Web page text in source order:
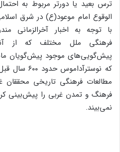
ترس بعید یا دورتر مربوط به
الوقوع امام موعود(ع) در شرق
با توجه به اخبار آخرالزمانی
فرهنگی ملل مختلف که از
پیش‌گویی‌های موجود پیش‌گویان
که
مطالعات فرهنگی تاریخی
فرهنگ و تمدن غربی را پیش‌بینی
نمی‌بیند.